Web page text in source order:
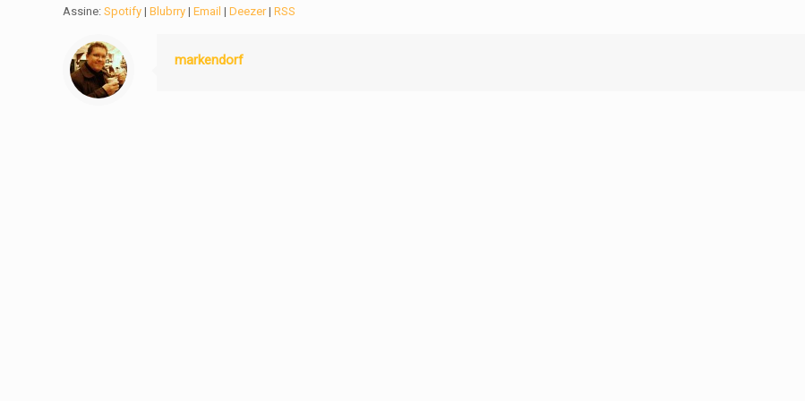
Assine:Spotify |Blubrry |Email |Deezer|RSS
markendorf